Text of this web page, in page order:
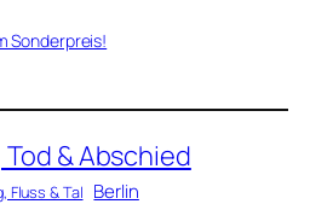
Sonderpreis!
& Abschied
Fluss & Tal Berlin